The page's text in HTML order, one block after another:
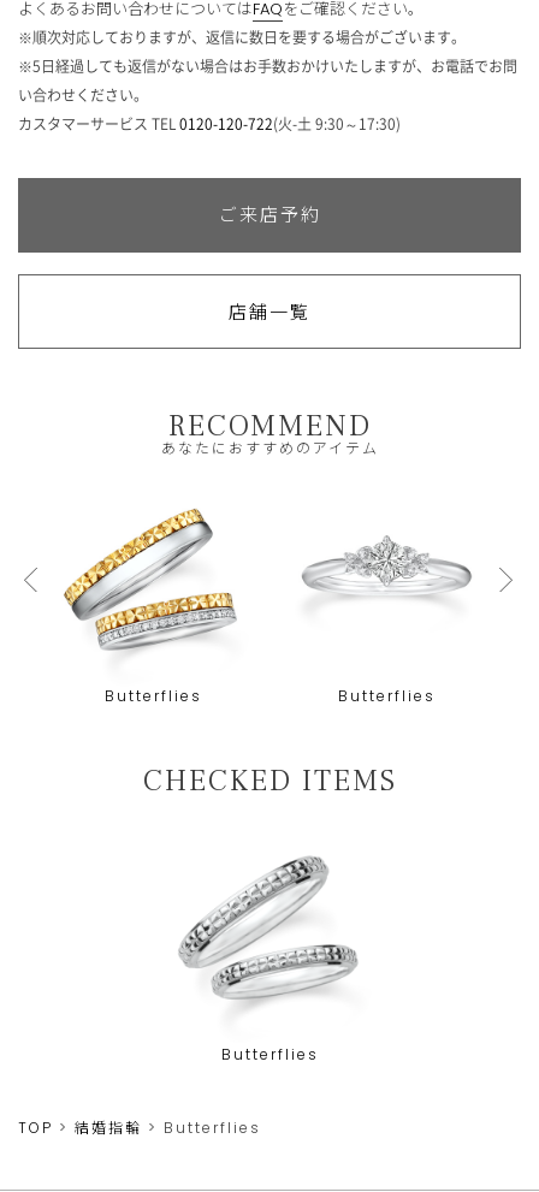
物
カ
ゴ
入
れ
込)
買
い
物
カ
ゴ
に
べ
よくあるお問い合わせについてはFAQをご確認ください。
※順次対応しておりますが、返信に数日を要する場合がございます。
※5日経過しても返信がない場合はお手数おかけいたしますが、お電話でお問
い合わせください。
カスタマーサービス TEL0120-120-722(火-土 9:30～17:30)
ご来店予約
店舗一覧
RECOMMEND
あなたにおすすめのアイテム
Butterflies Butterflies
CHECKED ITEMS
Butterflies
TOP 結婚指輪 Butterflies